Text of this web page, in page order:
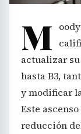
M
actualizar su
hasta B3,
y modificar
Este
reducción